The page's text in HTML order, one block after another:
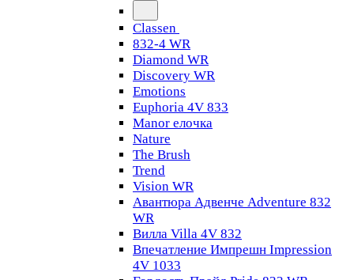
Classen
832-4 WR
Diamond WR
Discovery WR
Emotions
Euphoria 4V 833
Manor елочка
Nature
The Brush
Trend
Vision WR
Авантюра Адвенче Adventure 832
WR
Вилла Villa 4V 832
Впечатление Импрешн Impression
4V 1033